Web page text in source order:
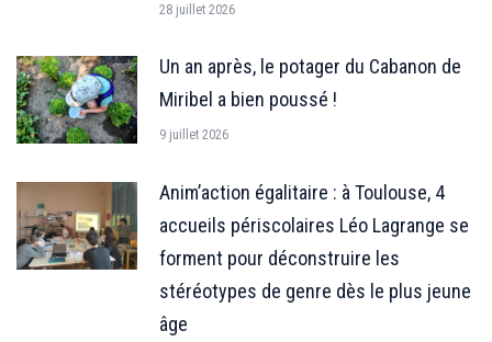
28 juillet 2026
Un an après, le potager du Cabanon de
Miribel a bien poussé !
9 juillet 2026
Anim’action égalitaire : à Toulouse, 4
accueils périscolaires Léo Lagrange se
forment pour déconstruire les
stéréotypes de genre dès le plus jeune
âge